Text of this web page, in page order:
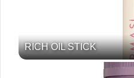
RICH OIL STICK